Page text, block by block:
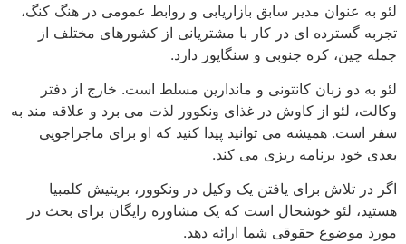
لئو به عنوان مدیر سابق بازاریابی و روابط عمومی در هنگ کنگ،
تجربه گسترده ای در کار با مشتریانی از کشورهای مختلف از
جمله چین، کره جنوبی و سنگاپور دارد.
لئو به دو زبان کانتونی و ماندارین مسلط است. خارج از دفتر
وکالت، لئو از کاوش در غذای ونکوور لذت می برد و علاقه مند به
سفر است. همیشه می توانید پیدا کنید که او برای ماجراجویی
بعدی خود برنامه ریزی می کند.
اگر در تلاش برای یافتن یک وکیل در ونکوور، بریتیش کلمبیا
هستید، لئو خوشحال است که یک مشاوره رایگان برای بحث در
مورد موضوع حقوقی شما ارائه دهد.